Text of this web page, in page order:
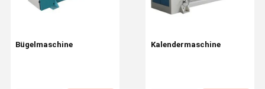
Bügelmaschine Kalendermaschine